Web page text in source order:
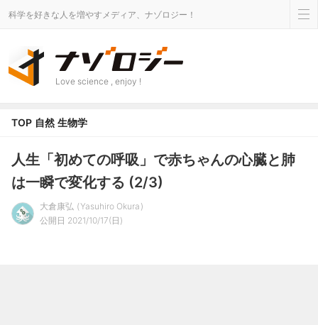
科学を好きな人を増やすメディア、ナゾロジー！
Love science , enjoy !
TOP 自然 生物学
人生「初めての呼吸」で赤ちゃんの心臓と肺
は一瞬で変化する (2/3)
大倉康弘
Yasuhiro Okura
公開日 2021/10/17(日)